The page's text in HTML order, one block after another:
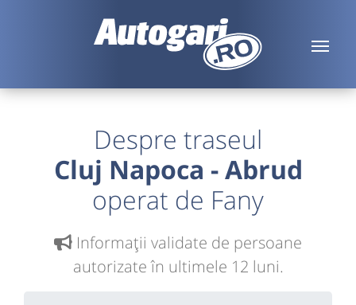
Despre traseul
Cluj Napoca - Abrud
operat de Fany
Informaţii validate de persoane
autorizate în ultimele 12 luni.